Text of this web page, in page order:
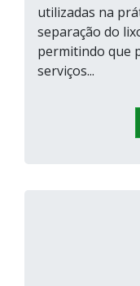
utilizadas na
separação do
permitindo que
serviços...